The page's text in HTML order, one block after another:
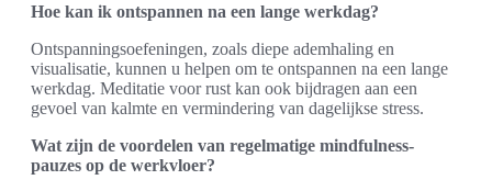
Hoe kan ik ontspannen na een lange werkdag?
Ontspanningsoefeningen, zoals diepe ademhaling en
visualisatie, kunnen u helpen om te ontspannen na een lange
werkdag. Meditatie voor rust kan ook bijdragen aan een
gevoel van kalmte en vermindering van dagelijkse stress.
Wat zijn de voordelen van regelmatige mindfulness-
pauzes op de werkvloer?